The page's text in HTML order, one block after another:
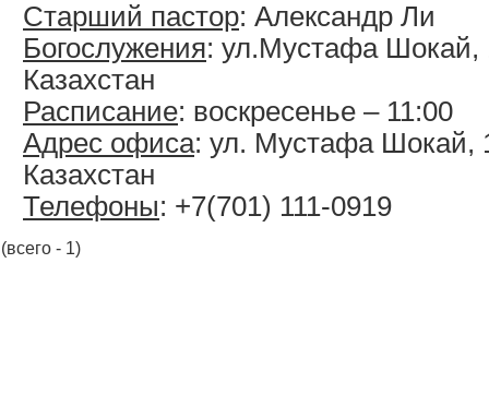
Старший пастор: Александр Ли
Богослужения: ул.Мустафа Шокай,
Казахстан
Расписание: воскресенье – 11:00
Адрес офиса: ул. Мустафа Шокай,
Казахстан
Телефоны: +7(701) 111-0919
(всего - 1)